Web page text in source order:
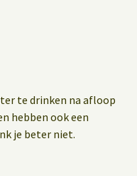
te drinken na afloop
hebben ook een
je beter niet.